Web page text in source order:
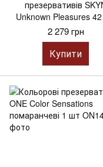
презервативів
Unknown Pleasures
2 279 грн
Купити